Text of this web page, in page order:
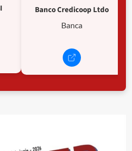
Banco Credicoop Ltdo
Banca